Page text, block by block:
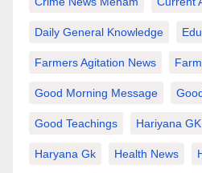
Daily General Knowledge
Farmers Agitation News
Good Morning Message
Good Teachings Hariyana GK
Haryana Gk Health News